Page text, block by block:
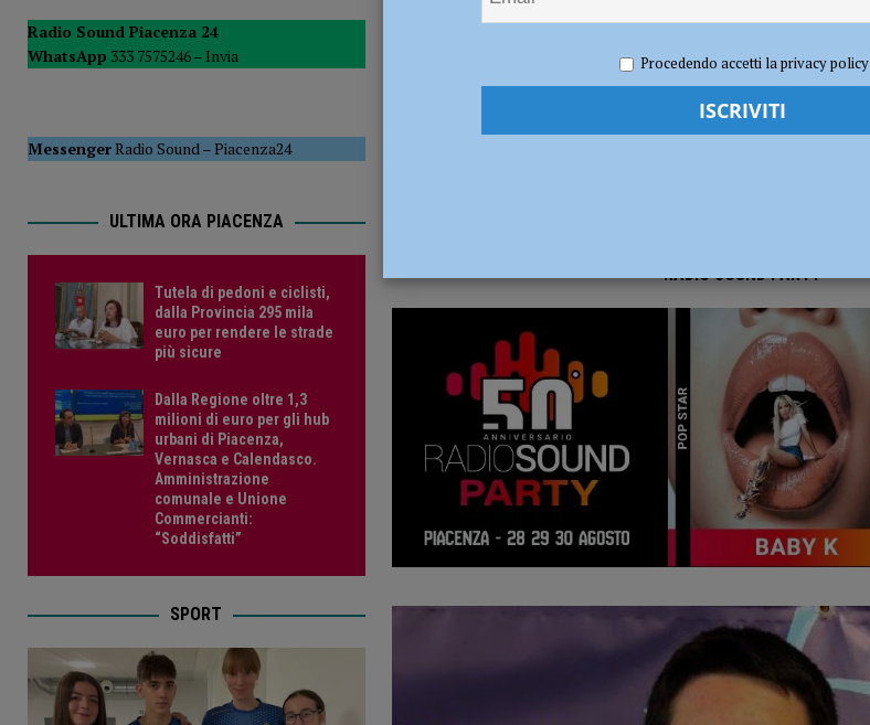
del Consiglio POLITICA
[ 5 Agosto 2026 ] Tutela di pedoni e ciclisti, dalla Provincia 295 mila euro per rendere le strade più sicure ATTUALITÀ
RADIO SOUND PARTY
Radio Sound Piacenza 24
WhatsApp 333 7575246 – Invia
MessengerRadio Sound–Piacenza24
ULTIMA ORA PIACENZA
Tutela di pedoni e ciclisti,
dalla Provincia 295 mila
euro per rendere le strade
più sicure
Dalla Regione oltre 1,3
milioni di euro per gli hub
urbani di Piacenza,
Vernasca e Calendasco.
Amministrazione
comunale e Unione
Commercianti:
“Soddisfatti”
SPORT
Procedendo accetti la privacy policy